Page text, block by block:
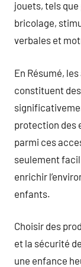
jouets, tels
bricolage,
verbales et
En Résumé,
constituent
protection des
parmi ces
seulement
enrichir
enfants.
Choisir des
et la sécurité
une enfance